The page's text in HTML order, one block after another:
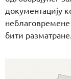
документацију
бити разматране.